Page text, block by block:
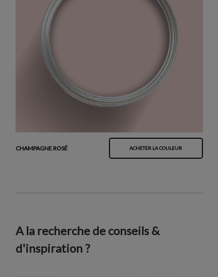
CHAMPAGNE ROSÉ ACHETER LA COULEUR
A la recherche de conseils &
d'inspiration ?